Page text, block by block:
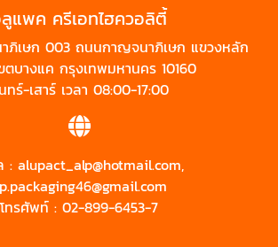
แพค ครีเอทไฮควอลิตี้
ภิเษก 003 ถนนกาญจนาภิเษก แขวงหลัก
ตบางแค กรุงเทพมหานคร 10160
ทร์-เสาร์ เวลา 08:00-17:00
: alupact_alp@hotmail.com,
โทรศัพท์ : 02-899-6453-7